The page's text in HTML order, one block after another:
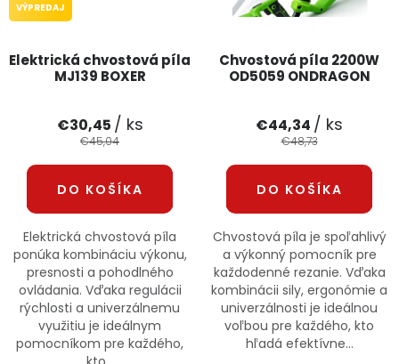
Elektrická chvostová píla
MJ139 BOXER
VÝPREDAJ
€30,45 / ks
€45,04
DO KOŠÍKA
Elektrická chvostová píla
ponúka kombináciu výkonu,
presnosti a pohodlného
ovládania. Vďaka regulácii
rýchlosti a univerzálnemu
využitiu je ideálnym
pomocníkom pre každého,
Chvostová píla 2200W
OD5059 ONDRAGON
€44,34 / ks
€48,73
DO KOŠÍKA
Chvostová píla je spoľahlivý
a výkonný pomocník pre
každodenné rezanie. Vďaka
kombinácii sily, ergonómie a
univerzálnosti je ideálnou
voľbou pre každého, kto
hľadá efektívne...